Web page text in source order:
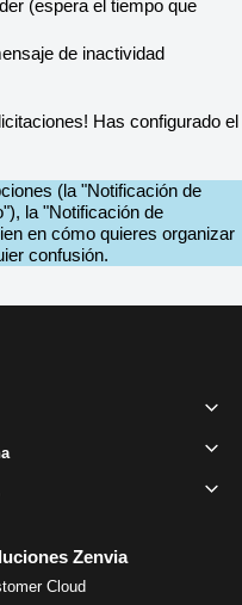
(espera el tiempo que
de inactividad
Has configurado el
(la "Notificación de
la "Notificación de
en cómo quieres organizar
confusión.
Zenvia
Cloud